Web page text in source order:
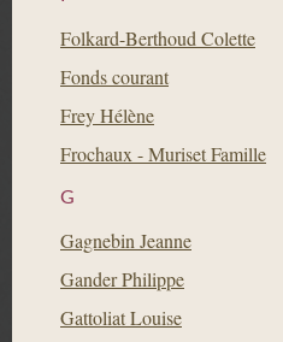
Folkard-Berthoud Colette
Fonds courant
Frey Hélène
Frochaux - Muriset Famille
G
Gagnebin Jeanne
Gander Philippe
Gattoliat Louise